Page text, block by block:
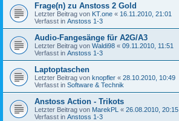
Frage(n) zu Anstoss 2 Gold
Letzter Beitrag von KT.one « 16.11.2010, 21:01
Verfasst in Anstoss 1-3
Audio-Fangesänge für A2G/A3
Letzter Beitrag von Waldi98 « 09.11.2010, 11:51
Verfasst in Anstoss 1-3
Laptoptaschen
Letzter Beitrag von knopfler « 28.10.2010, 10:49
Verfasst in Software & Technik
Anstoss Action - Trikots
Letzter Beitrag von MarekPL « 26.08.2010, 20:15
Verfasst in Anstoss 1-3